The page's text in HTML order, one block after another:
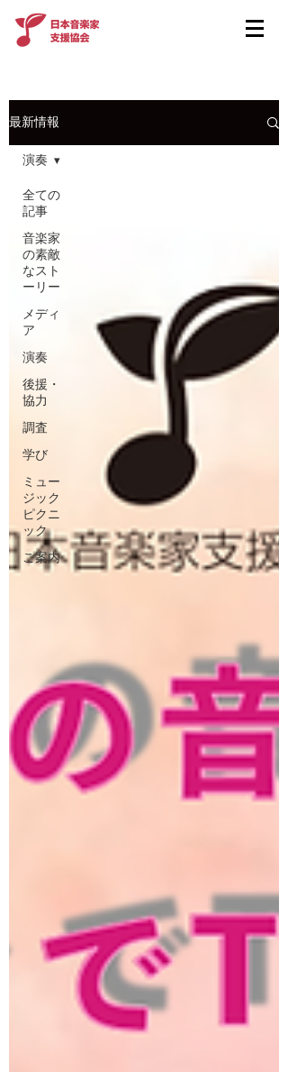
最新情報
全ての
記事
音楽家
の素敵
なスト
ーリー
メディ
ア
演奏
後援・
協力
調査
学び
ミュー
ジック
ピクニ
ック
ご案内
演奏